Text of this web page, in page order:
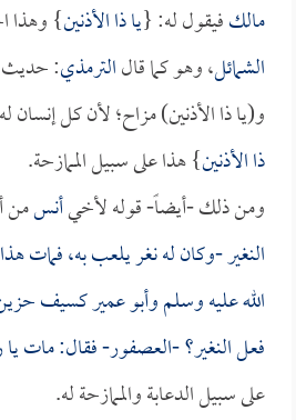
مالكفيقول له: {يا ذا الأذنين} وهذا
الشمائل، وهو كما قالالترمذي:
و(يا ذا الأذنين) مزاح؛ لأن كل إنسان
ذا الأذنين} هذا على سبيل الممازحة.
ومن ذلك -أيضاً- قوله لأخيأنسمن
النغير -وكان له نغر يلعب به، فمات
الله عليه وسلم وأبو عميركسيف
فعل النغير؟ -العصفور- فقال: مات
على سبيل الدعابة والممازحة له.